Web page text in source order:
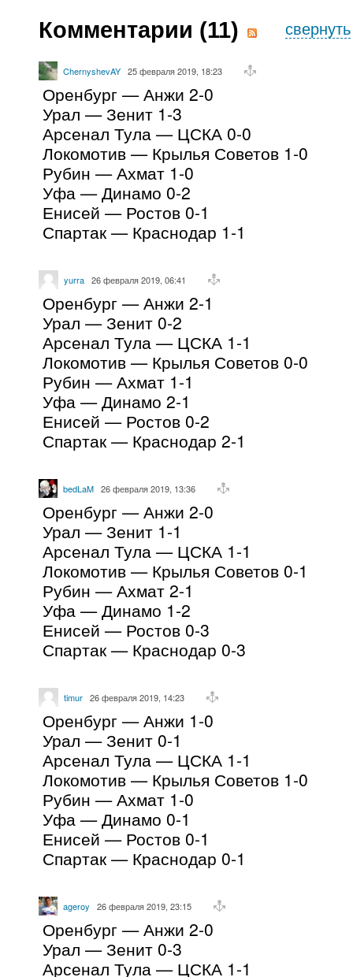
Комментарии (11) свернуть
ChernyshevAY 25 февраля 2019, 18:23
Оренбург — Анжи 2-0
Урал — Зенит 1-3
Арсенал Тула — ЦСКА 0-0
Локомотив — Крылья Советов 1-0
Рубин — Ахмат 1-0
Уфа — Динамо 0-2
Енисей — Ростов 0-1
Спартак — Краснодар 1-1
yurra 26 февраля 2019, 06:41
Оренбург — Анжи 2-1
Урал — Зенит 0-2
Арсенал Тула — ЦСКА 1-1
Локомотив — Крылья Советов 0-0
Рубин — Ахмат 1-1
Уфа — Динамо 2-1
Енисей — Ростов 0-2
Спартак — Краснодар 2-1
bedLaM 26 февраля 2019, 13:36
Оренбург — Анжи 2-0
Урал — Зенит 1-1
Арсенал Тула — ЦСКА 1-1
Локомотив — Крылья Советов 0-1
Рубин — Ахмат 2-1
Уфа — Динамо 1-2
Енисей — Ростов 0-3
Спартак — Краснодар 0-3
timur 26 февраля 2019, 14:23
Оренбург — Анжи 1-0
Урал — Зенит 0-1
Арсенал Тула — ЦСКА 1-1
Локомотив — Крылья Советов 1-0
Рубин — Ахмат 1-0
Уфа — Динамо 0-1
Енисей — Ростов 0-1
Спартак — Краснодар 0-1
ageroy 26 февраля 2019, 23:15
Оренбург — Анжи 2-0
Урал — Зенит 0-3
Арсенал Тула — ЦСКА 1-1